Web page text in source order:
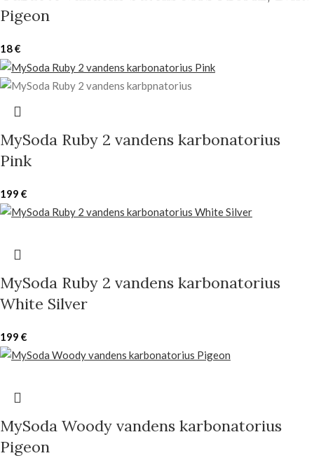
Pigeon
18€
MySoda Ruby 2 vandens karbonatorius
Pink
199 €
MySoda Ruby 2 vandens karbonatorius
White Silver
199 €
MySoda Woody vandens karbonatorius
Pigeon